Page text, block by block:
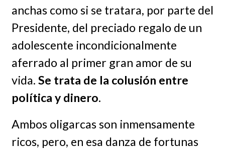
anchas como si se tratara, por parte del
Presidente, del preciado regalo de un
adolescente incondicionalmente
aferrado al primer gran amor de su
vida. Se trata de la colusión entre
política y dinero.
Ambos oligarcas son inmensamente
ricos, pero, en esa danza de fortunas